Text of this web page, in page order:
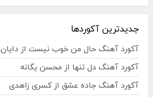
جدیدترین آکوردها
آکورد آهنگ حال من خوب نیست از دایان
آکورد آهنگ دل تنها از محسن یگانه
آکورد آهنگ جاده عشق از کسری زاهدی